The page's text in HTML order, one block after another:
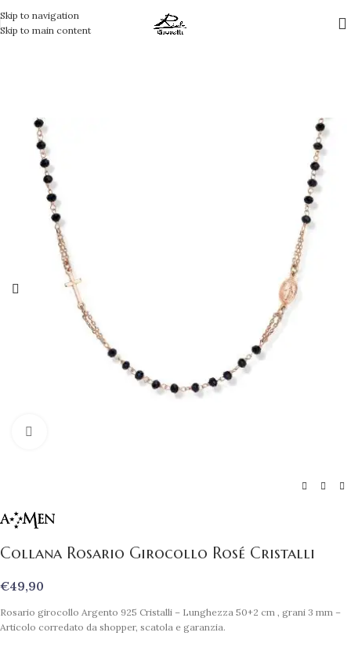
Skip to navigation
Skip to main content
Collana Rosario Girocollo Rosé Cristalli
€49,90
Rosario girocollo Argento 925 Cristalli – Lunghezza 50+2 cm , grani 3 mm –
Articolo corredato da shopper, scatola e garanzia.